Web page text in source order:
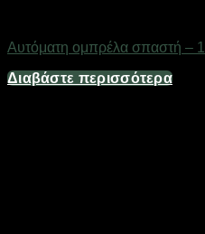
Αυτόματη ομπρέλα σπαστή –
Διαβάστε περισσότερα